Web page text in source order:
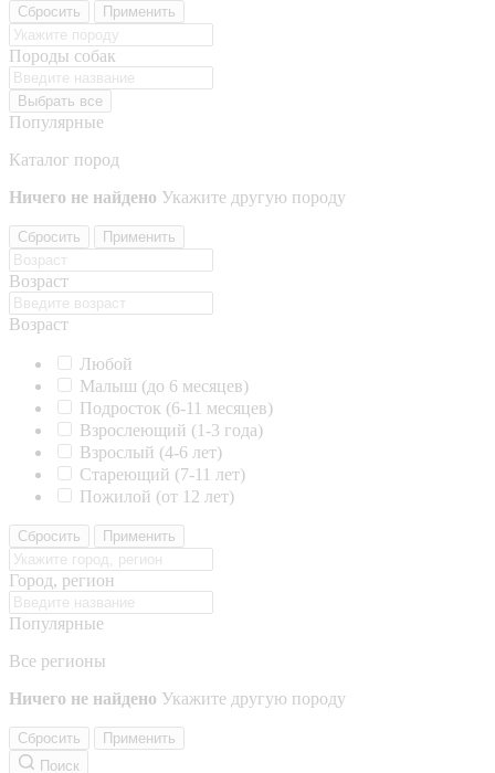
Сбросить Применить
Породы собак
Выбрать все
Популярные
Каталог пород
Ничего не найдено Укажите другую породу
Сбросить Применить
Возраст
Возраст
Любой
Малыш (до 6 месяцев)
Подросток (6-11 месяцев)
Взрослеющий (1-3 года)
Взрослый (4-6 лет)
Стареющий (7-11 лет)
Пожилой (от 12 лет)
Сбросить Применить
Город, регион
Популярные
Все регионы
Ничего не найдено Укажите другую породу
Сбросить
Применить
Поиск